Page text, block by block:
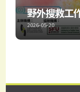
野外搜救工
2026-05-20
今年試下出密啲